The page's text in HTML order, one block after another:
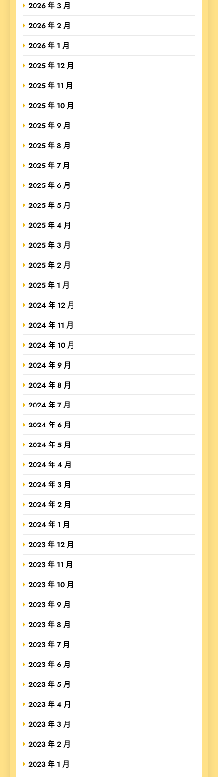
2026 年 3 月
2026 年 2 月
2026 年 1 月
2025 年 12 月
2025 年 11 月
2025 年 10 月
2025 年 9 月
2025 年 8 月
2025 年 7 月
2025 年 6 月
2025 年 5 月
2025 年 4 月
2025 年 3 月
2025 年 2 月
2025 年 1 月
2024 年 12 月
2024 年 11 月
2024 年 10 月
2024 年 9 月
2024 年 8 月
2024 年 7 月
2024 年 6 月
2024 年 5 月
2024 年 4 月
2024 年 3 月
2024 年 2 月
2024 年 1 月
2023 年 12 月
2023 年 11 月
2023 年 10 月
2023 年 9 月
2023 年 8 月
2023 年 7 月
2023 年 6 月
2023 年 5 月
2023 年 4 月
2023 年 3 月
2023 年 2 月
2023 年 1 月